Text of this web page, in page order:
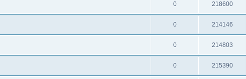
0 218600
0 214146
0 214803
0 215390